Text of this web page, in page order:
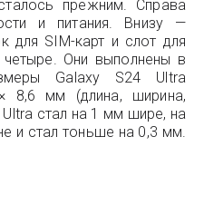
прежним. Справа
и питания. Внизу —
для SIM-карт и слот для
Они выполнены в
Galaxy S24 Ultra
8,6 мм (длина, ширина,
стал на 1 мм шире, на
и стал тоньше на 0,3 мм.